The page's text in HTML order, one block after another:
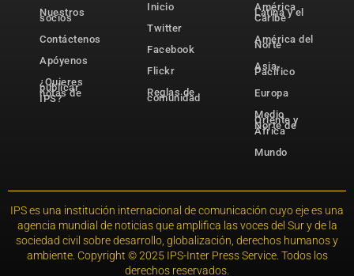
Nuestros
socios
Contáctenos
Apóyenos
¿Quieres
publicar
notas de
IPS?
Inicio
Twitter
Facebook
Flickr
Reglas de
comunidad
América
Latina y el
Caribe
América del
Norte
Asia-
Pacífico
Europa
Medio
Oriente y
Norte de
África
Mundo
IPS es una institución internacional de comunicación cuyo eje es una
agencia mundial de noticias que amplifica las voces del Sur y de la
sociedad civil sobre desarrollo, globalización, derechos humanos y
ambiente. Copyright © 2025 IPS-Inter Press Service. Todos los
derechos reservados.